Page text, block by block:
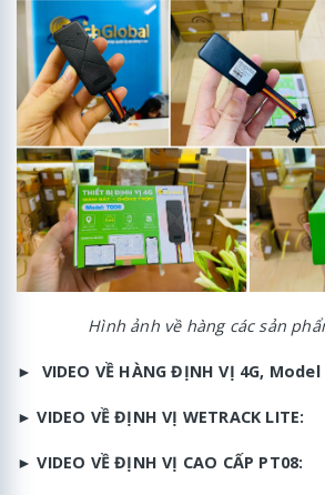
Hình ảnh về hàng các sản
► VIDEO VỀ HÀNG ĐỊNH VỊ 4G, Model
►VIDEO VỀ ĐỊNH VỊ WETRACK LITE:
► VIDEO VỀ ĐỊNH VỊ CAO CẤP PT08: